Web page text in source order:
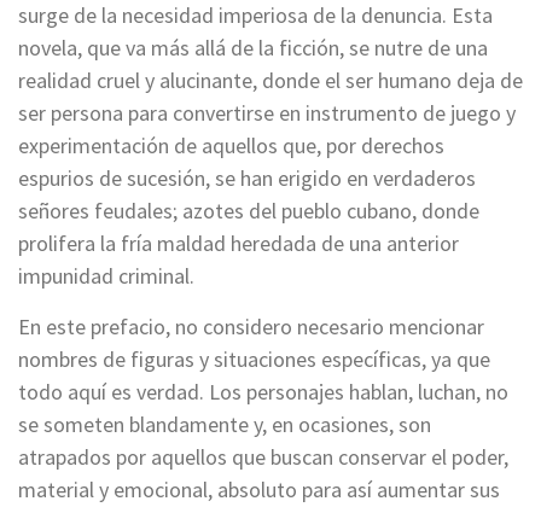
surge de la necesidad imperiosa de la denuncia. Esta
novela, que va más allá de la ficción, se nutre de una
realidad cruel y alucinante, donde el ser humano deja de
ser persona para convertirse en instrumento de juego y
experimentación de aquellos que, por derechos
espurios de sucesión, se han erigido en verdaderos
señores feudales; azotes del pueblo cubano, donde
prolifera la fría maldad heredada de una anterior
impunidad criminal.
En este prefacio, no considero necesario mencionar
nombres de figuras y situaciones específicas, ya que
todo aquí es verdad. Los personajes hablan, luchan, no
se someten blandamente y, en ocasiones, son
atrapados por aquellos que buscan conservar el poder,
material y emocional, absoluto para así aumentar sus